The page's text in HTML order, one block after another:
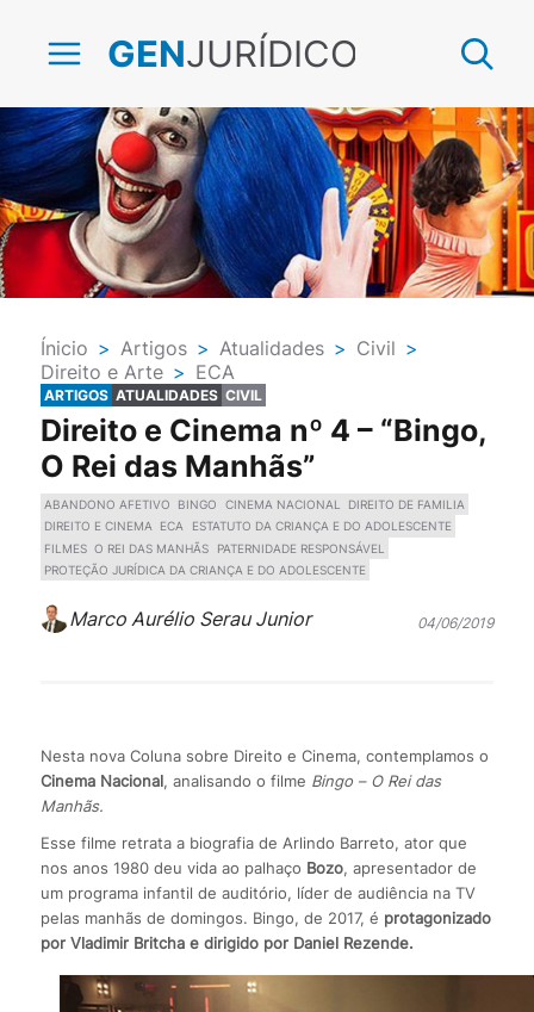
GENJURÍDICO
Ínicio > Artigos > Atualidades > Civil >
Direito e Arte > ECA
ARTIGOS ATUALIDADES CIVIL
Direito e Cinema nº 4 – “Bingo,
O Rei das Manhãs”
ABANDONO AFETIVO BINGO CINEMA NACIONAL
DIREITO DE FAMILIA
DIREITO E CINEMA
ECA
ESTATUTO DA CRIANÇA E DO ADOLESCENTE
FILMES O REI DAS MANHÃS
PATERNIDADE RESPONSÁVEL
PROTEÇÃO JURÍDICA DA CRIANÇA E DO ADOLESCENTE
Marco Aurélio Serau Junior 04/06/2019
Nesta nova Coluna sobre Direito e Cinema, contemplamos o
Cinema Nacional, analisando o filme Bingo – O Rei das
Manhãs.
Esse filme retrata a biografia de Arlindo Barreto, ator que
nos anos 1980 deu vida ao palhaço Bozo, apresentador de
um programa infantil de auditório, líder de audiência na TV
pelas manhãs de domingos. Bingo, de 2017, é protagonizado
por Vladimir Britcha e dirigido por Daniel Rezende.